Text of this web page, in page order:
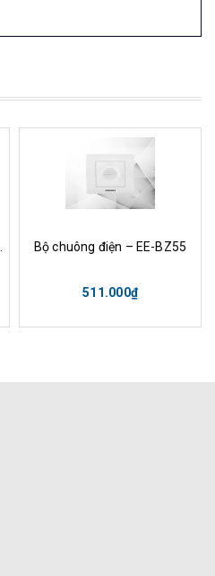
Bộ chuông điện – EE-BZ55
511.000₫